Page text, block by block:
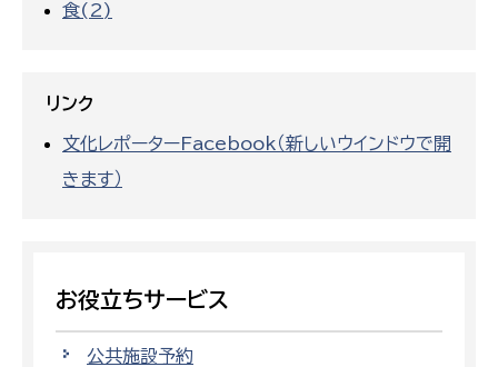
食(2)
リンク
文化レポーターFacebook（新しいウインドウで開
きます）
お役立ちサービス
公共施設予約